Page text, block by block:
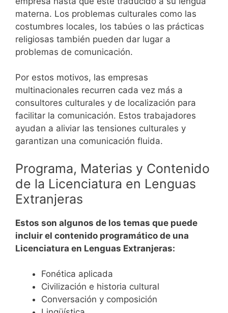
materna. Los problemas culturales como las
costumbres locales, los tabúes o las prácticas
religiosas también pueden dar lugar a
problemas de comunicación.
Por estos motivos, las empresas
multinacionales recurren cada vez más a
consultores culturales y de localización para
facilitar la comunicación. Estos trabajadores
ayudan a aliviar las tensiones culturales y
garantizan una comunicación fluida.
Programa, Materias y Contenido
de la Licenciatura en Lenguas
Extranjeras
Estos son algunos de los temas que puede
incluir el contenido programático de una
Licenciatura en Lenguas Extranjeras:
Fonética aplicada
Civilización e historia cultural
Conversación y composición